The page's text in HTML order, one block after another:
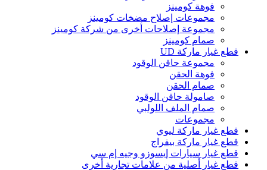
فوهة كومينز
مجموعات إصلاح مضخات كومينز
مجموعة إصلاحات أخرى من شركة كومينز
صمام كومينز
قطع غيار ماركة UD
مجموعة حاقن الوقود
فوهة الحقن
صمام الحقن
صامولة حاقن الوقود
صمام الملف اللولبي
مجموعات
قطع غيار ماركة ليوي
قطع غيار ماركة بيفراج
قطع غيار سيارات إيسوزو وجيه إم سي
قطع غيار أصلية من علامات تجارية أخرى